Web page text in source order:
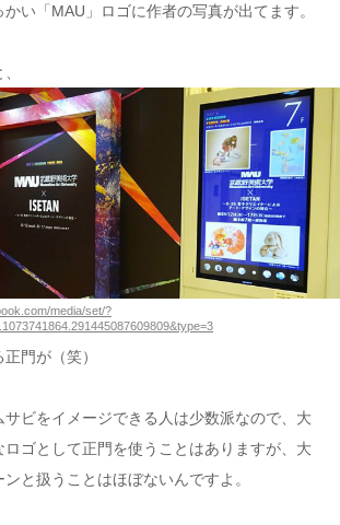
い「MAU」ロゴに作者の写真が出てます。
media/set/?
門が（笑）
サビをイメージできる人は少数派なので、大
ゴとして正門を使うことはありますが、大
と扱うことはほぼないんですよ。